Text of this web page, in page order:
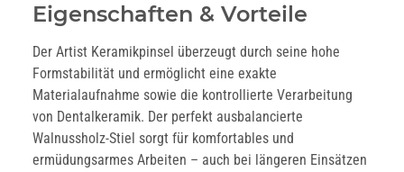
Eigenschaften & Vorteile
Der Artist Keramikpinsel überzeugt durch seine hohe
Formstabilität und ermöglicht eine exakte
Materialaufnahme sowie die kontrollierte Verarbeitung
von Dentalkeramik. Der perfekt ausbalancierte
Walnussholz-Stiel sorgt für komfortables und
ermüdungsarmes Arbeiten – auch bei längeren Einsätzen